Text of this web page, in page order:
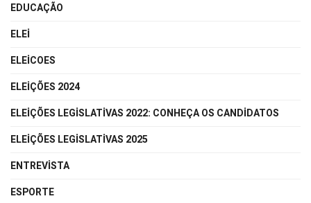
EDUCAÇÃO
ELEI
ELEICOES
ELEIÇÕES 2024
ELEIÇÕES LEGISLATIVAS 2022: CONHEÇA OS CANDIDATOS
ELEIÇÕES LEGISLATIVAS 2025
ENTREVISTA
ESPORTE